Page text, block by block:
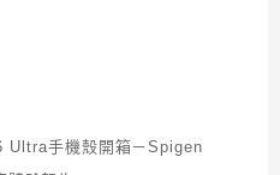
Ultra手機殼開箱－Spigen